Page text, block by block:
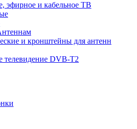
эфирное и кабельное ТВ
и кронштейны для антенн
телевидение DVB-Т2